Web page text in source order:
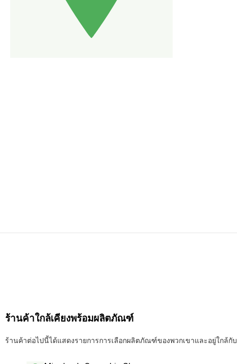
ร้านค้าใกล้เคียงพร้อมผลิตภัณฑ์
ร้านค้าต่อไปนี้ได้แสดงรายการการเลือกผลิตภัณฑ์ของพวกเขาและอยู่ใกล้กับ